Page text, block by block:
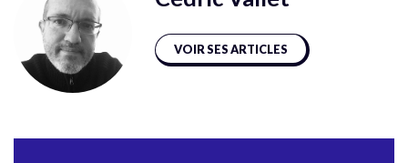
VOIR SES ARTICLES